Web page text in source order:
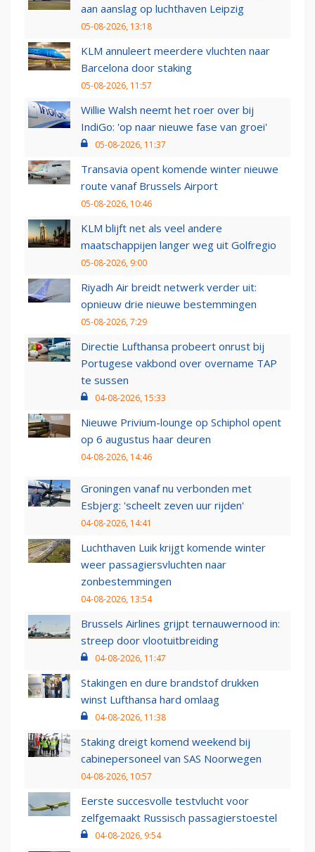
aan aanslag op luchthaven Leipzig
05-08-2026, 13:18
KLM annuleert meerdere vluchten naar
Barcelona door staking
05-08-2026, 11:57
Willie Walsh neemt het roer over bij
IndiGo: 'op naar nieuwe fase van groei'
05-08-2026, 11:37
Transavia opent komende winter nieuwe
route vanaf Brussels Airport
05-08-2026, 10:46
KLM blijft net als veel andere
maatschappijen langer weg uit Golfregio
05-08-2026, 9:00
Riyadh Air breidt netwerk verder uit:
opnieuw drie nieuwe bestemmingen
05-08-2026, 7:29
Directie Lufthansa probeert onrust bij
Portugese vakbond over overname TAP
te sussen
04-08-2026, 15:33
Nieuwe Privium-lounge op Schiphol opent
op 6 augustus haar deuren
04-08-2026, 14:46
Groningen vanaf nu verbonden met
Esbjerg: 'scheelt zeven uur rijden'
04-08-2026, 14:41
Luchthaven Luik krijgt komende winter
weer passagiersvluchten naar
zonbestemmingen
04-08-2026, 13:54
Brussels Airlines grijpt ternauwernood in:
streep door vlootuitbreiding
04-08-2026, 11:47
Stakingen en dure brandstof drukken
winst Lufthansa hard omlaag
04-08-2026, 11:38
Staking dreigt komend weekend bij
cabinepersoneel van SAS Noorwegen
04-08-2026, 10:57
Eerste succesvolle testvlucht voor
zelfgemaakt Russisch passagierstoestel
04-08-2026, 9:54